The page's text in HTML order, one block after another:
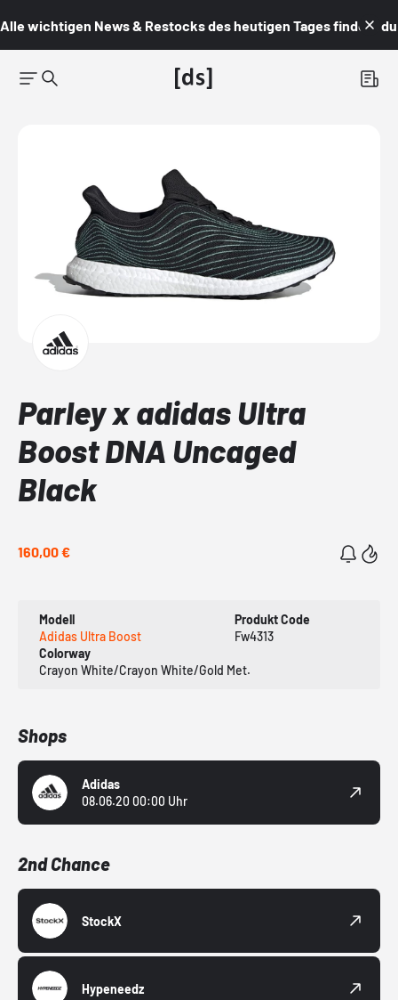
Alle wichtigen News & Restocks des heutigen Tages findest du
Parley x adidas Ultra
Boost DNA Uncaged
Black
160,00 €
Modell
Adidas Ultra Boost
Produkt Code
Fw4313
Colorway
Crayon White/Crayon White/Gold Met.
Shops
Adidas
08.06.20 00:00 Uhr
2nd Chance
StockX
Hypeneedz